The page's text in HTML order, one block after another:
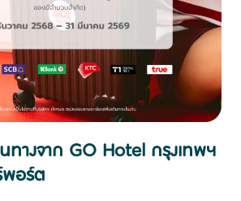
ทางจาก GO Hotel กรุงเทพฯ
อร์ต